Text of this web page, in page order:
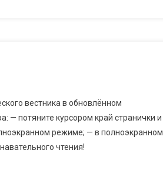
вестника в обновлённом
— потяните курсором край странички и
режиме; — в полноэкранном
чтения!